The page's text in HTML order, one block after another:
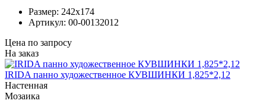
Размер: 242x174
Артикул: 00-00132012
Цена по запросу
На заказ
IRIDA панно художественное КУВШИНКИ 1,825*2,12
Настенная
Мозаика